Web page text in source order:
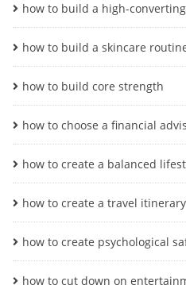
how to build a high-
how to build a skincare
how to build core strength
how to choose a financial
how to create a balanced
how to create a travel itinerary
how to create psychological
how to cut down on